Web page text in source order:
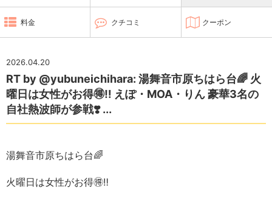
料金 クチコミ クーポン
2026.04.20
RT by @yubuneichihara: 湯舞音市原ちはら台🌈 火
曜日は女性がお得🉐‼️ えぽ・MOA・りん 豪華3名の
自社熱波師が参戦❣️ ...
湯舞音市原ちはら台🌈
火曜日は女性がお得🉐‼️